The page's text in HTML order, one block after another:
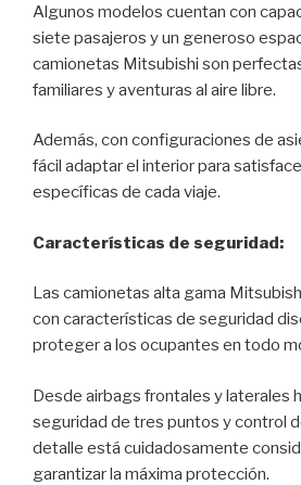
Algunos modelos cuentan con
siete pasajeros y un generoso
camionetas Mitsubishi son
familiares y aventuras al aire libre.
Además, con configuraciones de
fácil adaptar el interior para
específicas de cada viaje.
Características de seguridad:
Las camionetas alta gama
con características de seguridad
proteger a los ocupantes en todo
Desde airbags frontales y laterales
seguridad de tres puntos y control
detalle está cuidadosamente
garantizar la máxima protección.